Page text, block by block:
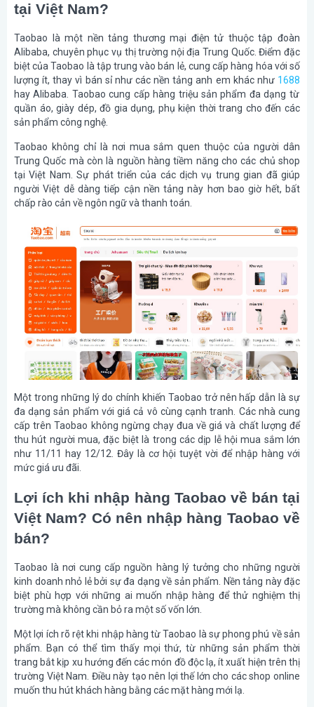
tại Việt Nam?
Taobao là một nền tảng thương mại điện tử thuộc tập đoàn
Alibaba, chuyên phục vụ thị trường nội địa Trung Quốc. Điểm đặc
biệt của Taobao là tập trung vào bán lẻ, cung cấp hàng hóa với số
lượng ít, thay vì bán sỉ như các nền tảng anh em khác như 1688
hay Alibaba. Taobao cung cấp hàng triệu sản phẩm đa dạng từ
quần áo, giày dép, đồ gia dụng, phụ kiện thời trang cho đến các
sản phẩm công nghệ.
Taobao không chỉ là nơi mua sắm quen thuộc của người dân
Trung Quốc mà còn là nguồn hàng tiềm năng cho các chủ shop
tại Việt Nam. Sự phát triển của các dịch vụ trung gian đã giúp
người Việt dễ dàng tiếp cận nền tảng này hơn bao giờ hết, bất
chấp rào cản về ngôn ngữ và thanh toán.
Một trong những lý do chính khiến Taobao trở nên hấp dẫn là sự
đa dạng sản phẩm với giá cả vô cùng cạnh tranh. Các nhà cung
cấp trên Taobao không ngừng chạy đua về giá và chất lượng để
thu hút người mua, đặc biệt là trong các dịp lễ hội mua sắm lớn
như 11/11 hay 12/12. Đây là cơ hội tuyệt vời để nhập hàng với
mức giá ưu đãi.
Lợi ích khi nhập hàng Taobao về bán tại
Việt Nam? Có nên nhập hàng Taobao về
bán?
Taobao là nơi cung cấp nguồn hàng lý tưởng cho những người
kinh doanh nhỏ lẻ bởi sự đa dạng về sản phẩm. Nền tảng này đặc
biệt phù hợp với những ai muốn nhập hàng để thử nghiệm thị
trường mà không cần bỏ ra một số vốn lớn.
Một lợi ích rõ rệt khi nhập hàng từ Taobao là sự phong phú về sản
phẩm. Bạn có thể tìm thấy mọi thứ, từ những sản phẩm thời
trang bắt kịp xu hướng đến các món đồ độc lạ, ít xuất hiện trên thị
trường Việt Nam. Điều này tạo nên lợi thế lớn cho các shop online
muốn thu hút khách hàng bằng các mặt hàng mới lạ.